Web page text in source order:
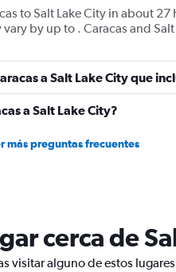
to Salt Lake City in about 27
by up to . Caracas and Salt
a Salt Lake City que
a Salt Lake City?
más preguntas frecuentes
cerca de
visitar alguno de estos